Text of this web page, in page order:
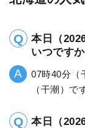
本日（
いつですか
07時40分（
（干潮）で
本日（